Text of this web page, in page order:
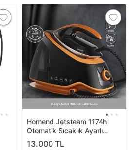
Homend Jetsteam 1174h
Otomatik Sıcaklık Ayarlı
Buhar Kazanlı Ütü Siyah
Turuncu
13.000 TL